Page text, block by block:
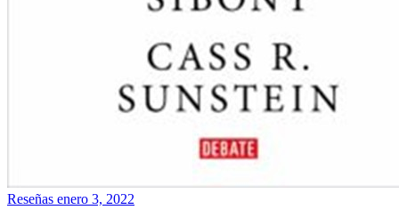
Reseñas enero 3, 2022